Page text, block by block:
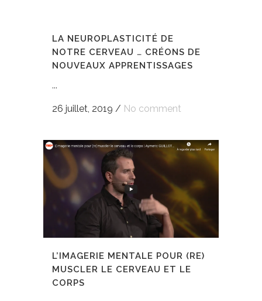
LA NEUROPLASTICITÉ DE
NOTRE CERVEAU … CRÉONS DE
NOUVEAUX APPRENTISSAGES
...
26 juillet, 2019 / No comment
L’IMAGERIE MENTALE POUR (RE)
MUSCLER LE CERVEAU ET LE
CORPS